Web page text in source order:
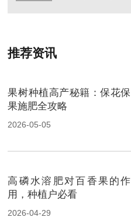
推荐资讯
果树种植高产秘籍：保花保
果施肥全攻略
2026-05-05
高磷水溶肥对百香果的作
用，种植户必看
2026-04-29